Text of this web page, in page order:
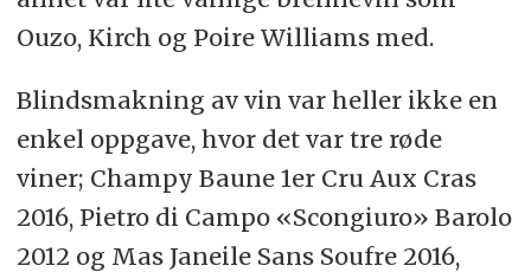
Ouzo, Kirch og Poire Williams med.
Blindsmakning av vin var heller ikke en
enkel oppgave, hvor det var tre røde
viner; Champy Baune 1er Cru Aux Cras
2016, Pietro di Campo «Scongiuro» Barolo
2012 og Mas Janeile Sans Soufre 2016,